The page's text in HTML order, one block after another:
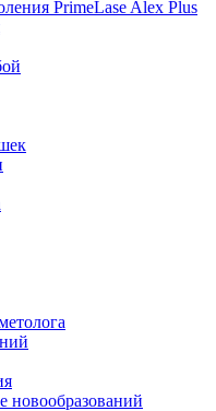
PrimeLase Alex Plus
новообразований